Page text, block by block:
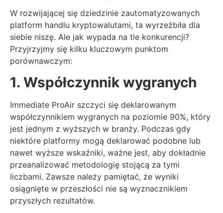
W rozwijającej się dziedzinie zautomatyzowanych
platform handlu kryptowalutami, ta wyrzeźbiła dla
siebie niszę. Ale jak wypada na tle konkurencji?
Przyjrzyjmy się kilku kluczowym punktom
porównawczym:
1. Współczynnik wygranych
Immediate ProAir szczyci się deklarowanym
współczynnikiem wygranych na poziomie 90%, który
jest jednym z wyższych w branży. Podczas gdy
niektóre platformy mogą deklarować podobne lub
nawet wyższe wskaźniki, ważne jest, aby dokładnie
przeanalizować metodologię stojącą za tymi
liczbami. Zawsze należy pamiętać, że wyniki
osiągnięte w przeszłości nie są wyznacznikiem
przyszłych rezultatów.